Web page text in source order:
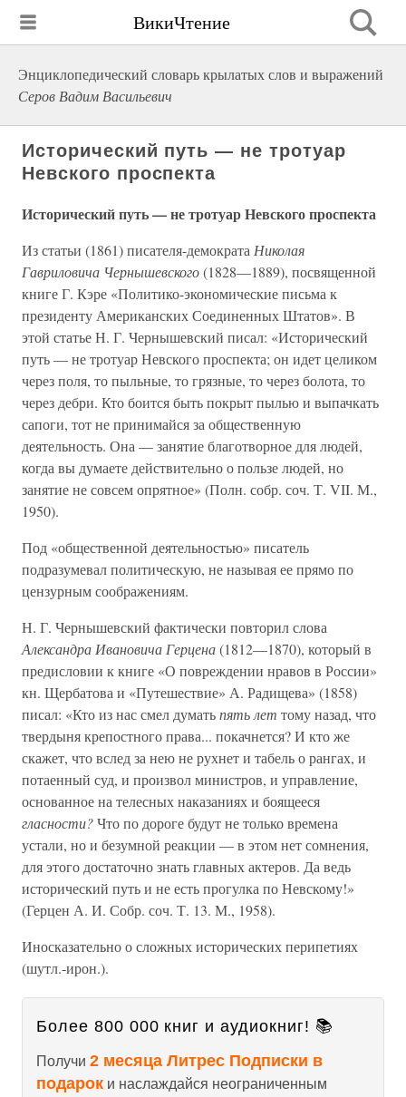
ВикиЧтение
Энциклопедический словарь крылатых слов и выражений
Серов Вадим Васильевич
Исторический путь — не тротуар
Невского проспекта
Исторический путь — не тротуар Невского проспекта
Из статьи (1861) писателя-демократа Николая
Гавриловича Чернышевского(1828—1889), посвященной
книге Г. Кэре «Политико-экономические письма к
президенту Американских Соединенных Штатов». В
этой статье Н. Г. Чернышевский писал: «Исторический
путь — не тротуар Невского проспекта; он идет целиком
через поля, то пыльные, то грязные, то через болота, то
через дебри. Кто боится быть покрыт пылью и выпачкать
сапоги, тот не принимайся за общественную
деятельность. Она — занятие благотворное для людей,
когда вы думаете действительно о пользе людей, но
занятие не совсем опрятное» (Полн. собр. соч. Т. VII. М.,
1950).
Под «общественной деятельностью» писатель
подразумевал политическую, не называя ее прямо по
цензурным соображениям.
Н. Г. Чернышевский фактически повторил слова
Александра Ивановича Герцена(1812—1870), который в
предисловии к книге «О повреждении нравов в России»
кн. Щербатова и «Путешествие» А. Радищева» (1858)
писал: «Кто из нас смел думатьпять лет тому назад, что
твердыня крепостного права... покачнется? И кто же
скажет, что вслед за нею не рухнет и табель о рангах, и
потаенный суд, и произвол министров, и управление,
основанное на телесных наказаниях и боящееся
гласности?Что по дороге будут не только времена
устали, но и безумной реакции — в этом нет сомнения,
для этого достаточно знать главных актеров. Да ведь
исторический путь и не есть прогулка по Невскому!»
(Герцен А. И. Собр. соч. Т. 13. М., 1958).
Иносказательно о сложных исторических перипетиях
(шутл.-ирон.).
Более 800 000 книг и аудиокниг! 📚
Получи 2 месяца Литрес Подписки в
подарок и наслаждайся неограниченным